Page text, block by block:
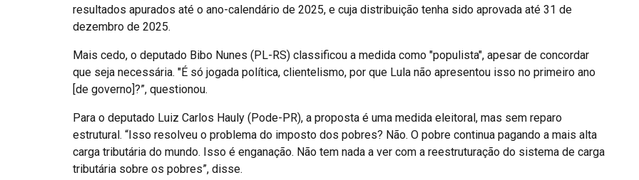
resultados apurados até o ano-calendário de 2025, e cuja distribuição tenha sido aprovada até 31 de
dezembro de 2025.
Mais cedo, o deputado Bibo Nunes (PL-RS) classificou a medida como "populista", apesar de concordar
que seja necessária. "É só jogada política, clientelismo, por que Lula não apresentou isso no primeiro ano
[de governo]?”, questionou.
Para o deputado Luiz Carlos Hauly (Pode-PR), a proposta é uma medida eleitoral, mas sem reparo
estrutural. “Isso resolveu o problema do imposto dos pobres? Não. O pobre continua pagando a mais alta
carga tributária do mundo. Isso é enganação. Não tem nada a ver com a reestruturação do sistema de carga
tributária sobre os pobres”, disse.